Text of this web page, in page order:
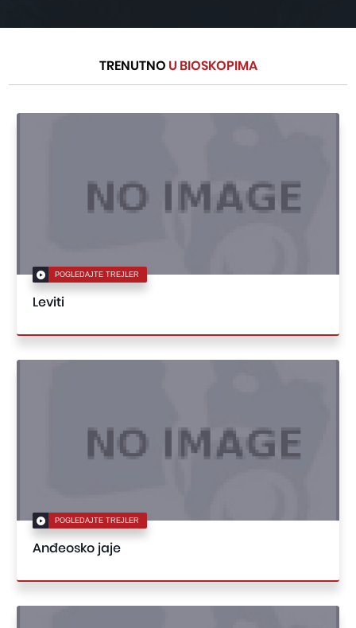
TRENUTNO U BIOSKOPIMA
POGLEDAJTE TREJLER
Leviti
POGLEDAJTE TREJLER
Anđeosko jaje